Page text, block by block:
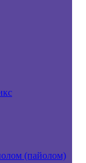
(пайолом)